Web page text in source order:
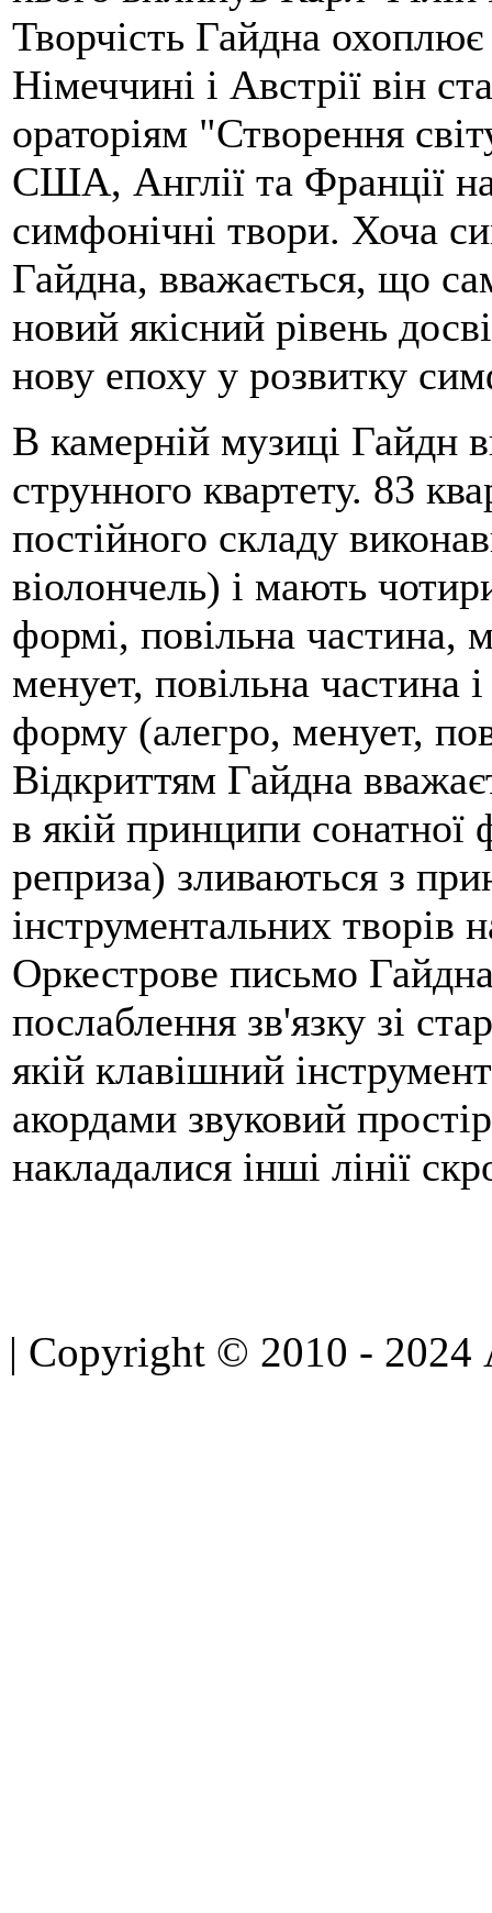
Творчість Гайдна
Німеччині і Австрії він
ораторіям "Створення
США, Англії та Франції
симфонічні твори. Хоча
Гайдна, вважається, що
новий якісний рівень
нову епоху у розвитку
В камерній музиці Гайдн
струнного квартету. 83
постійного складу
віолончель) і мають
формі, повільна частина,
менует, повільна частина
форму (алегро, менует,
Відкриттям Гайдна
в якій принципи сонатної
реприза) зливаються з
інструментальних творів
Оркестрове письмо
послаблення зв'язку зі
якій клавішний
акордами звуковий
накладалися інші лінії
| Copyright © 2010 - 2024